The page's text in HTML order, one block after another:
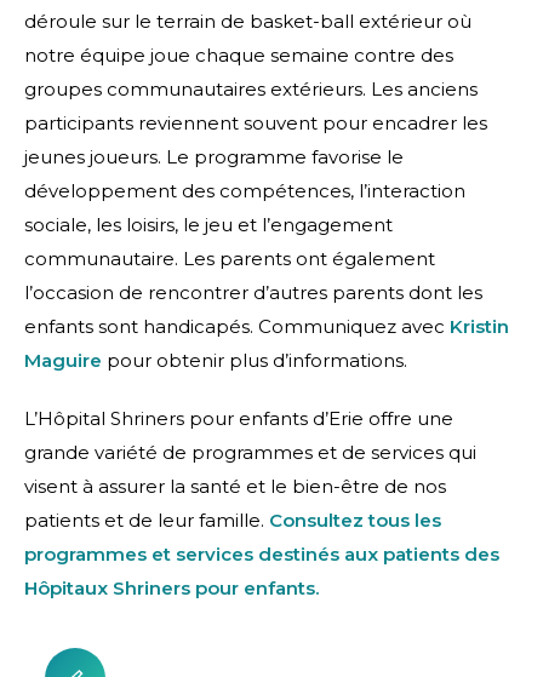
déroule sur le terrain de basket-ball extérieur où
notre équipe joue chaque semaine contre des
groupes communautaires extérieurs. Les anciens
participants reviennent souvent pour encadrer les
jeunes joueurs. Le programme favorise le
développement des compétences, l’interaction
sociale, les loisirs, le jeu et l’engagement
communautaire. Les parents ont également
l’occasion de rencontrer d’autres parents dont les
enfants sont handicapés. Communiquez avec Kristin
Maguire pour obtenir plus d’informations.
L’Hôpital Shriners pour enfants d’Erie offre une
grande variété de programmes et de services qui
visent à assurer la santé et le bien-être de nos
patients et de leur famille. Consultez tous les
programmes et services destinés aux patients des
Hôpitaux Shriners pour enfants.